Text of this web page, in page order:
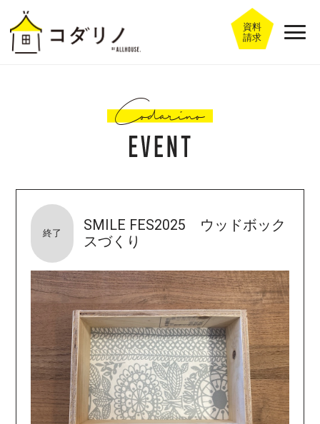
資料
請求
終了
SMILE FES2025 ウッドボック
スづくり